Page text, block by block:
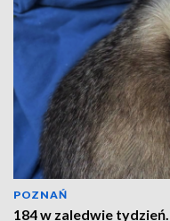
POZNAŃ
184 w zaledwie